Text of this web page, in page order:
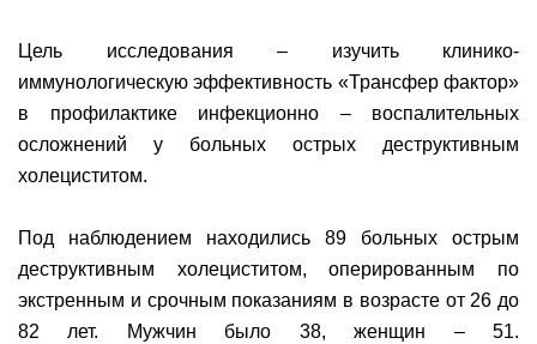
Цель исследования – изучить клинико-
иммунологическую эффективность «Трансфер фактор»
в профилактике инфекционно – воспалительных
осложнений у больных острых деструктивным
холециститом.
Под наблюдением находились 89 больных острым
деструктивным холециститом, оперированным по
экстренным и срочным показаниям в возрасте от 26 до
82 лет. Мужчин было 38, женщин – 51.